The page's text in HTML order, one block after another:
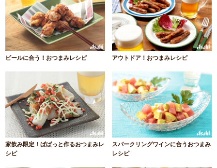
ビールに合う！おつまみレシピ アウトドア！おつまみレシピ
家飲み限定！ぱぱっと作るおつまみレ
シピ
スパークリングワインに合うおつまみ
レシピ